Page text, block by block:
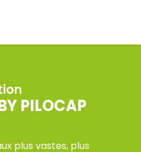
PILOCAP
plus vastes, plus